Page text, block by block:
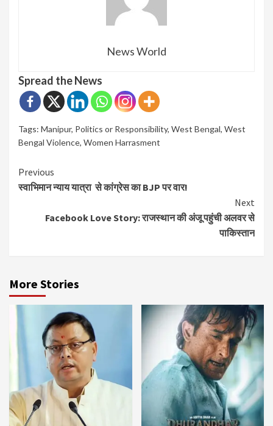
News World
Spread the News
Tags: Manipur, Politics or Responsibility, West Bengal, West
Bengal Violence, Women Harrasment
Continue
Reading
Previous
स्वाभिमान न्याय यात्रा से कांग्रेस का BJP पर वार!
Next
Facebook Love Story: राजस्थान की अंजू पहुंची अलवर से
पाकिस्तान
More Stories